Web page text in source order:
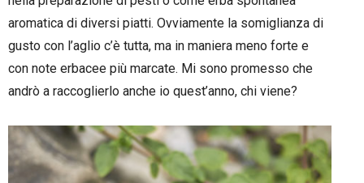
aromatica di diversi piatti. Ovviamente la somiglianza di
gusto con l’aglio c’è tutta, ma in maniera meno forte e
con note erbacee più marcate. Mi sono promesso che
andrò a raccoglierlo anche io quest’anno, chi viene?